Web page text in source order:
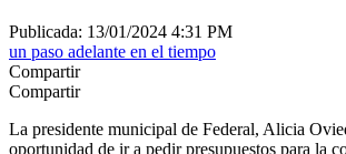
Publicada: 13/01/2024 4:31 PM
un paso adelante en el tiempo
Compartir
Compartir
La presidente municipal de Federal, Alicia
oportunidad de ir a pedir presupuestos para la